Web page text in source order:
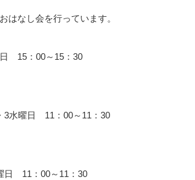
はなし会を行っています。
15：00～15：30
3水曜日 11：00～11：30
日 11：00～11：30